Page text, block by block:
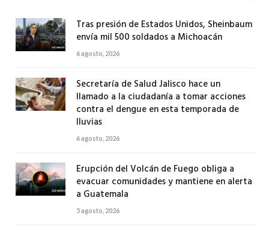
Tras presión de Estados Unidos, Sheinbaum
envía mil 500 soldados a Michoacán
6 agosto, 2026
Secretaría de Salud Jalisco hace un
llamado a la ciudadanía a tomar acciones
contra el dengue en esta temporada de
lluvias
6 agosto, 2026
Erupción del Volcán de Fuego obliga a
evacuar comunidades y mantiene en alerta
a Guatemala
5 agosto, 2026